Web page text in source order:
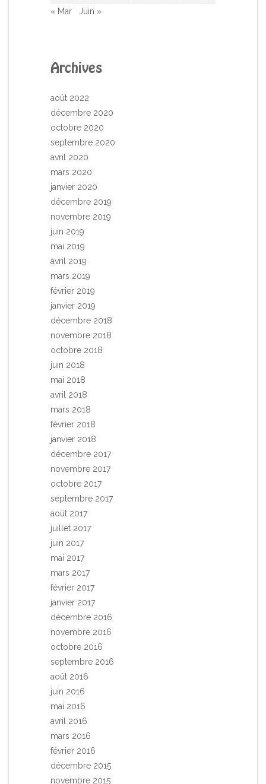
« Mar
Juin »
Archives
août 2022
décembre 2020
octobre 2020
septembre 2020
avril 2020
mars 2020
janvier 2020
décembre 2019
novembre 2019
juin 2019
mai 2019
avril 2019
mars 2019
février 2019
janvier 2019
décembre 2018
novembre 2018
octobre 2018
juin 2018
mai 2018
avril 2018
mars 2018
février 2018
janvier 2018
décembre 2017
novembre 2017
octobre 2017
septembre 2017
août 2017
juillet 2017
juin 2017
mai 2017
mars 2017
février 2017
janvier 2017
décembre 2016
novembre 2016
octobre 2016
septembre 2016
août 2016
juin 2016
mai 2016
avril 2016
mars 2016
février 2016
décembre 2015
novembre 2015